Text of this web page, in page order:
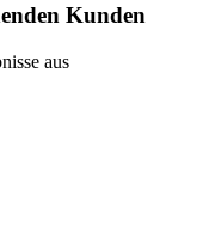
Kunden
aus